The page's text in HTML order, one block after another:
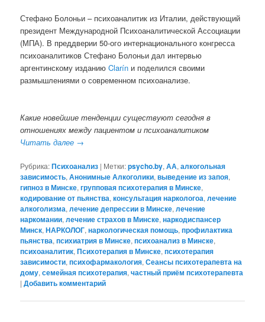
Стефано Болоньи – психоаналитик из Италии, действующий
президент Международной Психоаналитической Ассоциации
(МПА). В преддверии 50-ого интернационального конгресса
психоаналитиков Стефано Болоньи дал интервью
аргентинскому изданиюClarín и поделился своими
размышлениями о современном психоанализе.
Какие новейшие тенденции существуют сегодня в
отношениях между пациентом и психоаналитиком
Читать далее →
Рубрика:Психоанализ | Метки:psycho.by,АА,алкогольная
зависимость,Анонимные Алкоголики,выведение из запоя,
гипноз в Минске,групповая психотерапия в Минске,
кодирование от пьянства,консультация наркологоа,лечение
алкоголизма,лечение депрессии в Минске,лечение
наркомании,лечение страхов в Минске,наркодиспансер
Минск,НАРКОЛОГ,наркологическая помощь,профилактика
пьянства,психиатрия в Минске,психоанализ в Минске,
психоаналитик,Психотерапия в Минске,психотерапия
зависимости,психофармакология,Сеансы психотерапевта на
дому,семейная психотерапия,частный приём психотерапевта
|Добавить комментарий